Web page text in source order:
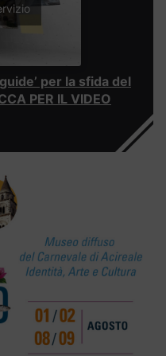
per la sfida del
PER IL VIDEO